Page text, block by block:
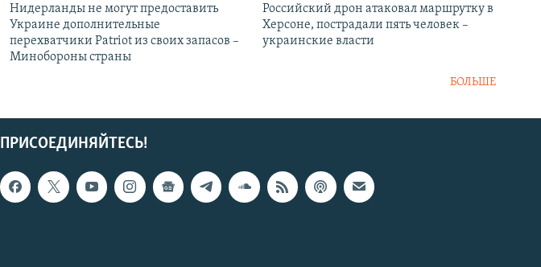
Нидерланды не могут предоставить
Украине дополнительные
перехватчики Patriot из своих запасов –
Минобороны страны
Российский дрон атаковал маршрутку в
Херсоне, пострадали пять человек –
украинские власти
БОЛЬШЕ
ПРИСОЕДИНЯЙТЕСЬ!